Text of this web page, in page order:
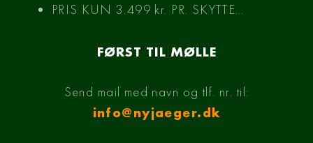
PRIS KUN 3.499 kr. PR. SKYTTE…
FØRST TIL MØLLE
Send mail med navn og tlf. nr. til:
info@nyjaeger.dk